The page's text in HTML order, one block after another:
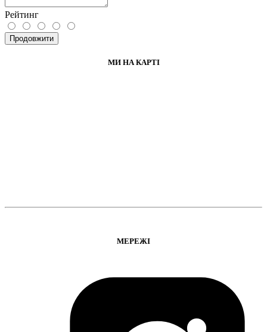
Рейтинг
Продовжити
МИ НА КАРТІ
МЕРЕЖІ